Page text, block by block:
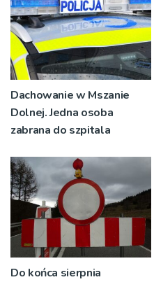
Dachowanie w Mszanie
Dolnej. Jedna osoba
zabrana do szpitala
Do końca sierpnia